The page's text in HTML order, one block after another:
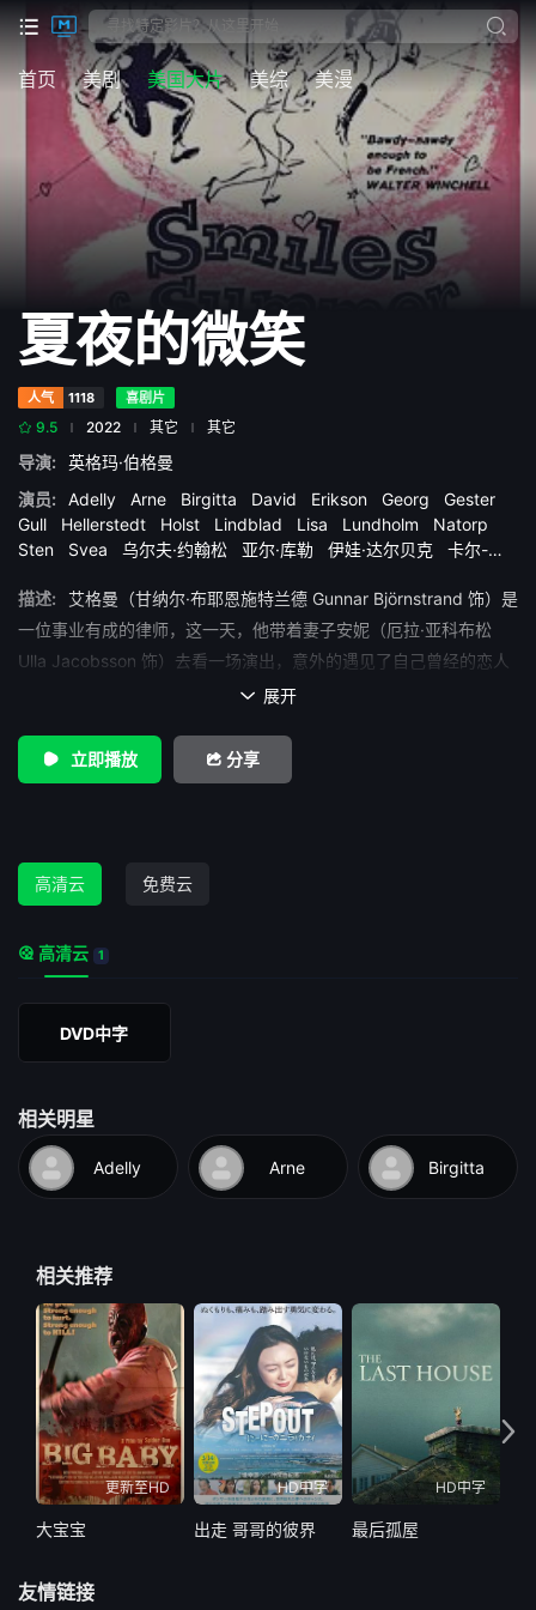
首页 美剧 美国大片 美综 美漫
夏夜的微笑
人气 1118 喜剧片
9.5 2022 其它 其它
导演:
英格玛·伯格曼
演员:
Adelly Arne Birgitta David Erikson Georg
Gester
Gull
Hellerstedt Holst Lindblad Lisa Lundholm
Natorp
Sten
Svea 乌尔夫·约翰松 亚尔·库勒 伊娃·达尔贝克
卡尔-古
特·安德森 奥克·弗里德尔 尤兰·辛达尔 比约恩·比耶尔文斯塔姆
毕比·安德松 玛吉特·卡尔奎斯特 约翰· 纳伊玛·维夫斯特兰德
西格·菲尔斯特 贝吉塔·瓦尔堡
描述:
艾格曼（甘纳尔·布耶恩施特兰德 Gunnar Björnstrand 饰）是
一位事业有成的律师，这一天，他带着妻子安妮（厄拉·亚科布松
Ulla Jacobsson 饰）去看一场演出，意外的遇见了自己曾经的恋人
黛西瑞（伊娃·达尔贝克 Eva Dahlbeck 饰），艾格曼私下里找到了
尔·库勒 Jarl Kulle 饰）的人了，艾格曼的突然出现并没有令她感到
有丝毫的高兴。 艾格曼的儿子亨瑞克（比杨·比杰弗文斯塔姆
自己的目光总是若有若无的被年轻的继母安妮所吸引。
 展开
立即播放 分享
高清云 免费云
高清云 1
DVD中字
相关明星
Adelly Arne Birgitta
相关推荐
更新至HD
大宝宝
HD中字
出走 哥哥的彼界
HD中字
最后孤屋
友情链接